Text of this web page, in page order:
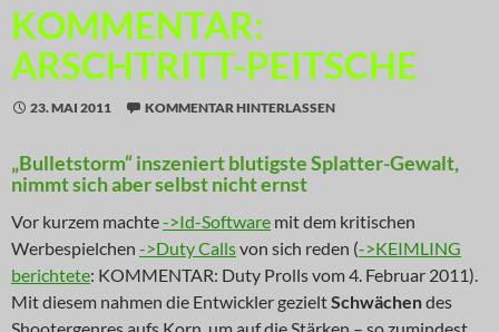
KOMMENTAR:
ARSCHTRITT-PEITSCHE
23. MAI 2011 KOMMENTAR HINTERLASSEN
„Bulletstorm“ inszeniert blutigste Splatter-Gewalt,
nimmt sich aber selbst nicht ernst
Vor kurzem machte->Id-Software mit dem kritischen
Werbespielchen ->Duty Callsvon sich reden (->KEIMLING
berichtete: KOMMENTAR: Duty Prolls vom 4. Februar 2011).
Mit diesem nahmen die Entwickler gezieltSchwächendes
Shootergenres aufs Korn, um auf die Stärken – so zumindest